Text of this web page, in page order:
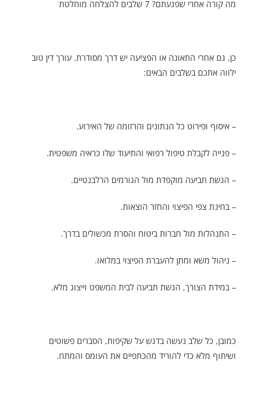
מה קורה אחרי שפגעתם? 7 שלבים להצלחה מוחלטת
כן, גם אחרי התאונה או הפציעה יש דרך מסודרת. עורך דין טוב
ילווה אתכם בשלבים הבאים:
– איסוף ופירוט כל הנתונים והרזומה של האירוע.
– פנייה לקבלת טיפול רפואי והתיעוד שלו כראיה משפטית.
– הגשת תביעה מוקפדת מול הגורמים הרלבנטיים.
– בחינת צפי הפיצוי והחזר הוצאות.
– התנהלות מול חברות ביטוח והסרת מכשולים בדרך.
– ניהול משא ומתן להעברת הפיצוי במלואו.
– במידת הצורך, הגשת תביעה לבית המשפט וייצוג מלא.
כמובן, כל שלב נעשה בדגש על שקיפות, הסברים פשוטים
ושיתוף מלא כדי להוריד מהכתפיים את העומס והמתח.